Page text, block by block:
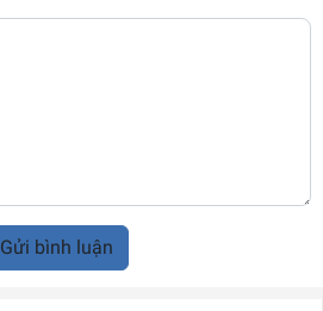
Gửi bình luận